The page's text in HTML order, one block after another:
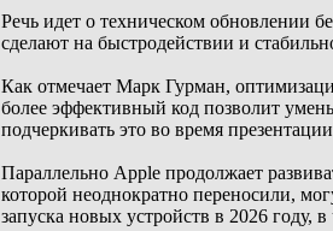
Речь идет о техническом обновлении
сделают на быстродействии и
Как отмечает Марк Гурман,
более эффективный код позволит
подчеркивать это во время
Параллельно Apple продолжает
которой неоднократно переносили,
запуска новых устройств в 2026 году,